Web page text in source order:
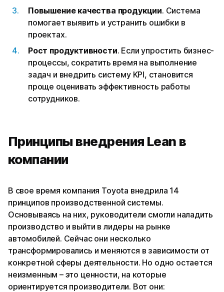
Повышение качества продукции. Система
помогает выявить и устранить ошибки в
проектах.
Рост продуктивности. Если упростить бизнес-
процессы, сократить время на выполнение
задач и внедрить систему KPI, становится
проще оценивать эффективность работы
сотрудников.
Принципы внедрения Lean в
компании
В свое время компания Toyota внедрила 14
принципов производственной системы.
Основываясь на них, руководители смогли наладить
производство и выйти в лидеры на рынке
автомобилей. Сейчас они несколько
трансформировались и меняются в зависимости от
конкретной сферы деятельности. Но одно остается
неизменным – это ценности, на которые
ориентируется производители. Вот они: